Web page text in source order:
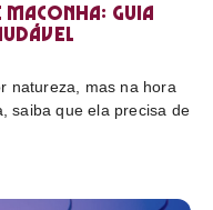
guia
natureza, mas na hora
saiba que ela precisa de